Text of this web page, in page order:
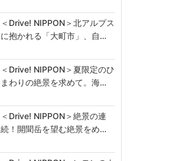
＜Drive! NIPPON＞北アルプス
に抱かれる「大町市」、自…
＜Drive! NIPPON＞夏限定のひ
まわりの絶景を求めて。海…
＜Drive! NIPPON＞絶景の連
続！開聞岳を望む絶景をめ…